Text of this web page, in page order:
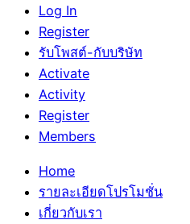
Log In
Register
รับโพสต์-กับบริษัท
Activate
Activity
Register
Members
Home
รายละเอียดโปรโมชั่น
เกี่ยวกับเรา